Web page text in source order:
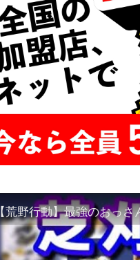
【荒野行動】最強のおっ